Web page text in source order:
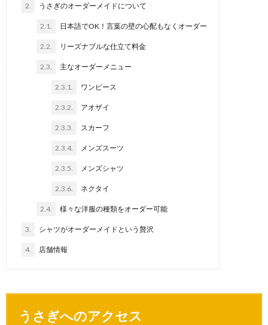
2. うさぎのオーダーメイドについて
2.1. 日本語でOK！言葉の壁の心配もなくオーダー
2.2. リーズナブルな仕立て料金
2.3. 主なオーダーメニュー
2.3.1. ワンピース
2.3.2. アオザイ
2.3.3. スカーフ
2.3.4. メンズスーツ
2.3.5. メンズシャツ
2.3.6. ネクタイ
2.4. 様々な洋服の種類をオーダー可能
3. シャツがオーダーメイドという贅沢
4. 店舗情報
うさぎへのアクセス